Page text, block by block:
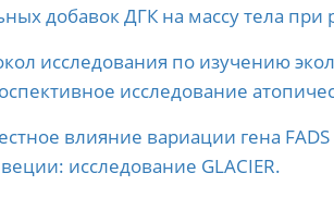
добавок ДГК на массу тела
исследования по изучению
исследование
влияние вариации гена
исследование GLACIER.